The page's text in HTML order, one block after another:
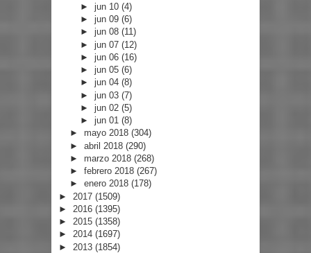
►jun 10(4)
►jun 09(6)
►jun 08(11)
►jun 07(12)
►jun 06(16)
►jun 05(6)
►jun 04(8)
►jun 03(7)
►jun 02(5)
►jun 01(8)
► mayo 2018 (304)
► abril 2018 (290)
► marzo 2018 (268)
► febrero 2018 (267)
► enero 2018 (178)
► 2017 (1509)
► 2016 (1395)
► 2015 (1358)
► 2014 (1697)
► 2013 (1854)